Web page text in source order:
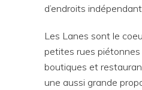
d’endroits
Les Lanes sont le
petites rues piétonnes
boutiques et
une aussi grande